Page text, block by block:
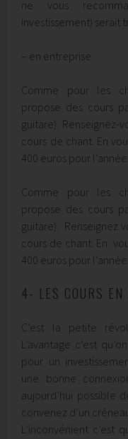
ne vous
investissement) serait
– en entreprise
Comme pour les
propose des cours
guitare). Renseignez-
cours de chant. En
400 euros pour l’année.
Comme pour les
propose des cours
guitare). Renseignez
cours de chant. En
400 euros pour l’année.
4- LES COURS EN
C’est la petite
L’avantage c’est
pour un
une bonne
aujourd’hui possible
convenez d’un
L’inconvénient c’est